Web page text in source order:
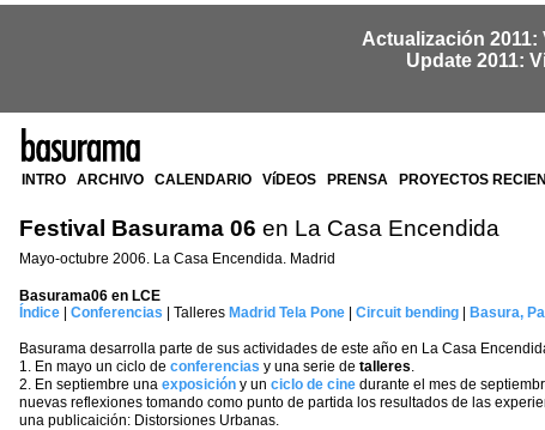
Actualización 2011:
Update 2011:
INTRO ARCHIVO CALENDARIO VíDEOS PRENSA PROYECTOS
Festival Basurama 06 en La Casa Encendida
Mayo-octubre 2006. La Casa Encendida. Madrid
Basurama06 en LCE
Índice
Conferencias | Talleres Madrid Tela Pone Circuit bending Basura,
Basurama desarrolla parte de sus actividades de este año en La Casa
1. En mayo un ciclo de conferencias y una serie de talleres.
2. En septiembre una exposición y un ciclo de cine durante el mes de
nuevas reflexiones tomando como punto de partida los resultados de las
una publicaición: Distorsiones Urbanas.